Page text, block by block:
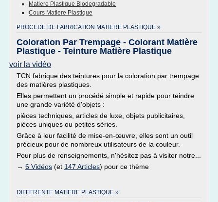
Matiere Plastique Biodegradable
Cours Matiere Plastique
PROCEDE DE FABRICATION MATIERE PLASTIQUE »
Coloration Par Trempage - Colorant Matière
Plastique - Teinture Matière Plastique
voir la vidéo
TCN fabrique des teintures pour la coloration par trempage
des matières plastiques.
Elles permettent un procédé simple et rapide pour teindre
une grande variété d'objets :
pièces techniques, articles de luxe, objets publicitaires,
pièces uniques ou petites séries.
Grâce à leur facilité de mise-en-œuvre, elles sont un outil
précieux pour de nombreux utilisateurs de la couleur.
Pour plus de renseignements, n'hésitez pas à visiter notre...
→ 6 Vidéos (et 147 Articles) pour ce thème
DIFFERENTE MATIERE PLASTIQUE »